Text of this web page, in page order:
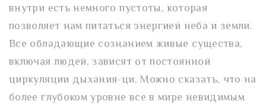
внутри есть немного пустоты, которая
позволяет нам питаться энергией неба и земли.
Все обладающие сознанием живые существа,
включая людей, зависят от постоянной
циркуляции дыхания-ци. Можно сказать, что на
более глубоком уровне все в мире невидимым